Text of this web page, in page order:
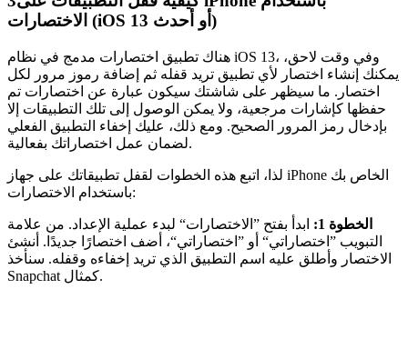
الاختصارات (iOS 13 أو أحدث)
هناك تطبيق اختصارات مدمج في نظام iOS 13، وفي وقت لاحق،
يمكنك إنشاء اختصار لأي تطبيق تريد قفله ثم إضافة رموز مرور لكل
اختصار. ما سيظهر على شاشتك سيكون عبارة عن اختصارات تم
حفظها كإشارات مرجعية، ولا يمكن الوصول إلى تلك التطبيقات إلا
بإدخال رمز المرور الصحيح. ومع ذلك، عليك إخفاء التطبيق الفعلي
لضمان عمل اختصاراتك بفعالية.
لذا، اتبع هذه الخطوات لقفل تطبيقاتك على جهاز iPhone الخاص بك
باستخدام الاختصارات:
الخطوة 1:
ابدأ بفتح ”الاختصارات“ لبدء عملية الإعداد. من علامة
التبويب ”اختصاراتي“ أو ”اختصاراتي“، أضف اختصارًا جديدًا. أنشئ
الاختصار وأطلق عليه اسم التطبيق الذي تريد إخفاءه وقفله. سنأخذ
Snapchat كمثال.